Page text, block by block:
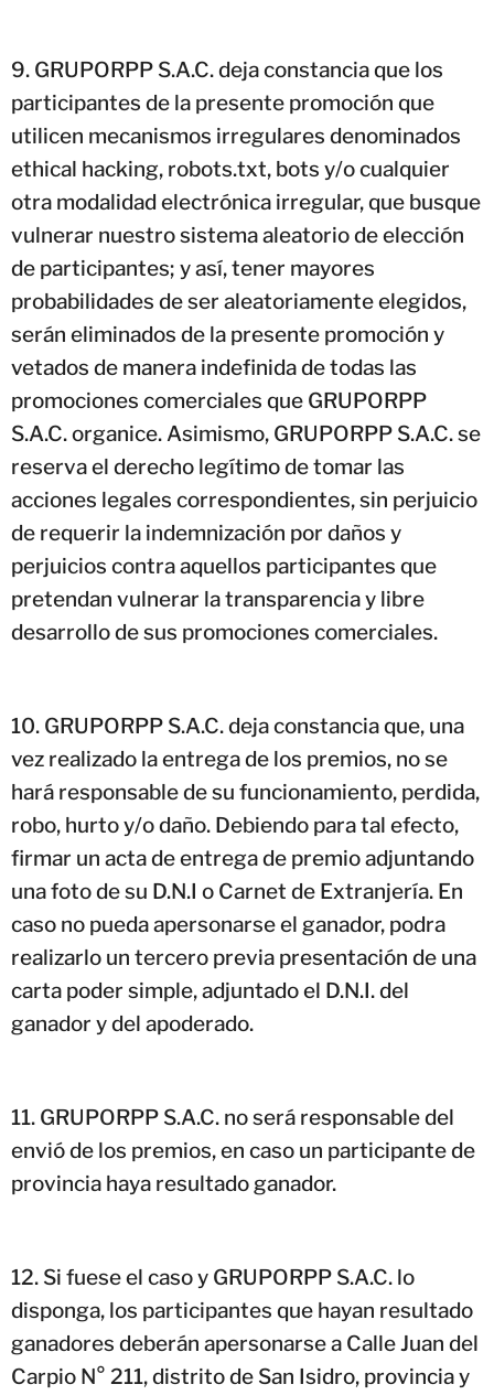
GRUPORPP S.A.C. deja constancia que los
participantes de la presente promoción que
utilicen mecanismos irregulares denominados
ethical hacking, robots.txt, bots y/o cualquier
otra modalidad electrónica irregular, que busque
vulnerar nuestro sistema aleatorio de elección
de participantes; y así, tener mayores
probabilidades de ser aleatoriamente elegidos,
serán eliminados de la presente promoción y
vetados de manera indefinida de todas las
promociones comerciales que GRUPORPP
S.A.C. organice. Asimismo, GRUPORPP S.A.C. se
reserva el derecho legítimo de tomar las
acciones legales correspondientes, sin perjuicio
de requerir la indemnización por daños y
perjuicios contra aquellos participantes que
pretendan vulnerar la transparencia y libre
desarrollo de sus promociones comerciales.
GRUPORPP S.A.C. deja constancia que, una
vez realizado la entrega de los premios, no se
hará responsable de su funcionamiento, perdida,
robo, hurto y/o daño. Debiendo para tal efecto,
firmar un acta de entrega de premio adjuntando
una foto de su D.N.I o Carnet de Extranjería. En
caso no pueda apersonarse el ganador, podra
realizarlo un tercero previa presentación de una
carta poder simple, adjuntado el D.N.I. del
ganador y del apoderado.
GRUPORPP S.A.C. no será responsable del
envió de los premios, en caso un participante de
provincia haya resultado ganador.
Si fuese el caso y GRUPORPP S.A.C. lo
disponga, los participantes que hayan resultado
ganadores deberán apersonarse a Calle Juan del
Carpio N° 211, distrito de San Isidro, provincia y